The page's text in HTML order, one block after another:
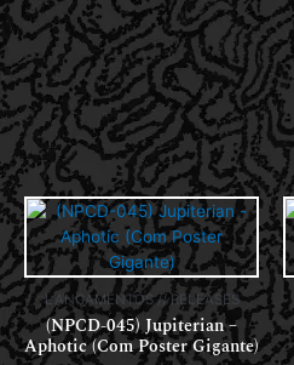
LANÇAMENTOS // RELEASES
(NPCD-045) Jupiterian –
Aphotic (Com Poster Gigante)